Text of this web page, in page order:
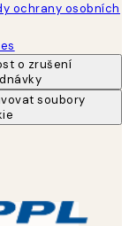
ochrany osobních
o zrušení
soubory